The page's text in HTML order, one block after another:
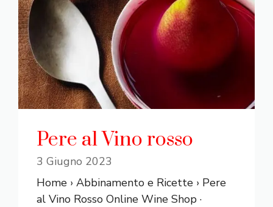
Pere al Vino rosso
3 Giugno 2023
Home › Abbinamento e Ricette › Pere
al Vino Rosso Online Wine Shop ·